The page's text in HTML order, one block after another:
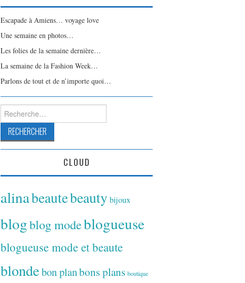
Escapade à Amiens… voyage love
Une semaine en photos…
Les folies de la semaine dernière…
La semaine de la Fashion Week…
Parlons de tout et de n’importe quoi…
Rechercher :
CLOUD
alinabeautebeauty bijoux
blogblog modeblogueuse
blogueuse mode et beaute
blondebon planbons plans boutique